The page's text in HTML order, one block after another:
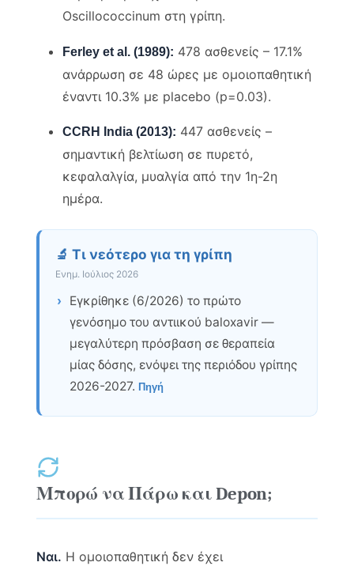
Oscillococcinum στη γρίπη.
Ferley et al. (1989): 478 ασθενείς – 17.1%
ανάρρωση σε 48 ώρες με ομοιοπαθητική
έναντι 10.3% με placebo (p=0.03).
CCRH India (2013): 447 ασθενείς –
σημαντική βελτίωση σε πυρετό,
κεφαλαλγία, μυαλγία από την 1η-2η
ημέρα.
🔬 Τι νεότερο για τη γρίπη
Ενημ. Ιούλιος 2026
›
Εγκρίθηκε (6/2026) το πρώτο
γενόσημο του αντιικού baloxavir —
μεγαλύτερη πρόσβαση σε θεραπεία
μίας δόσης, ενόψει της περιόδου γρίπης
2026-2027.Πηγή
Μπορώ να Πάρω και Depon;
Ναι. Η ομοιοπαθητική δεν έχει